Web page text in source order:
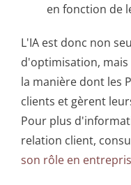
en fonction de
L'IA est donc non
d'optimisation,
la manière dont les
clients et gèrent
Pour plus
relation client,
son rôle en